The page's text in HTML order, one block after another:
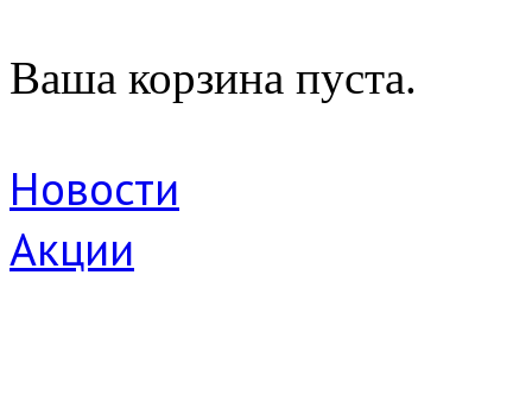
Ваша корзина пуста.
Новости
Акции